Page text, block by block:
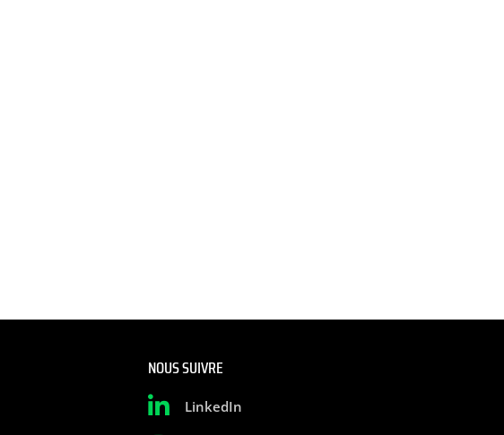
NOUS SUIVRE
LinkedIn